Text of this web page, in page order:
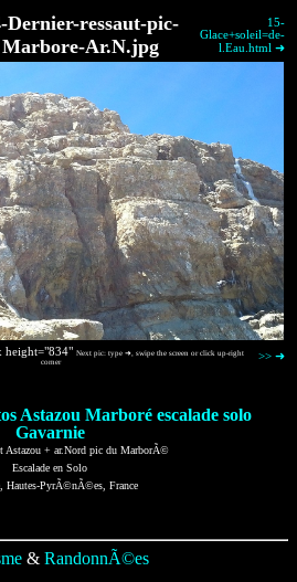
Dernier-ressaut-pic-
Marbore-Ar.N.jpg
15-
Glace+soleil=de-
l.Eau.html ➜
height="834" Next pic: type ➜, swipe the screen or click up-right
corner
>> ➜
Astazou Marboré escalade solo
Gavarnie
Astazou + ar.Nord pic du MarborÃ©
Escalade en Solo
Hautes-PyrÃ©nÃ©es, France
& RandonnÃ©es